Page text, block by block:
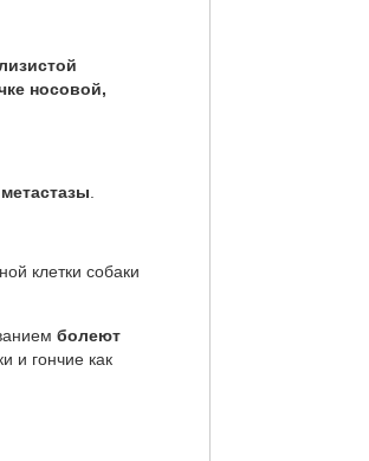
носовой,
.
клетки собаки
болеют
и гончие как